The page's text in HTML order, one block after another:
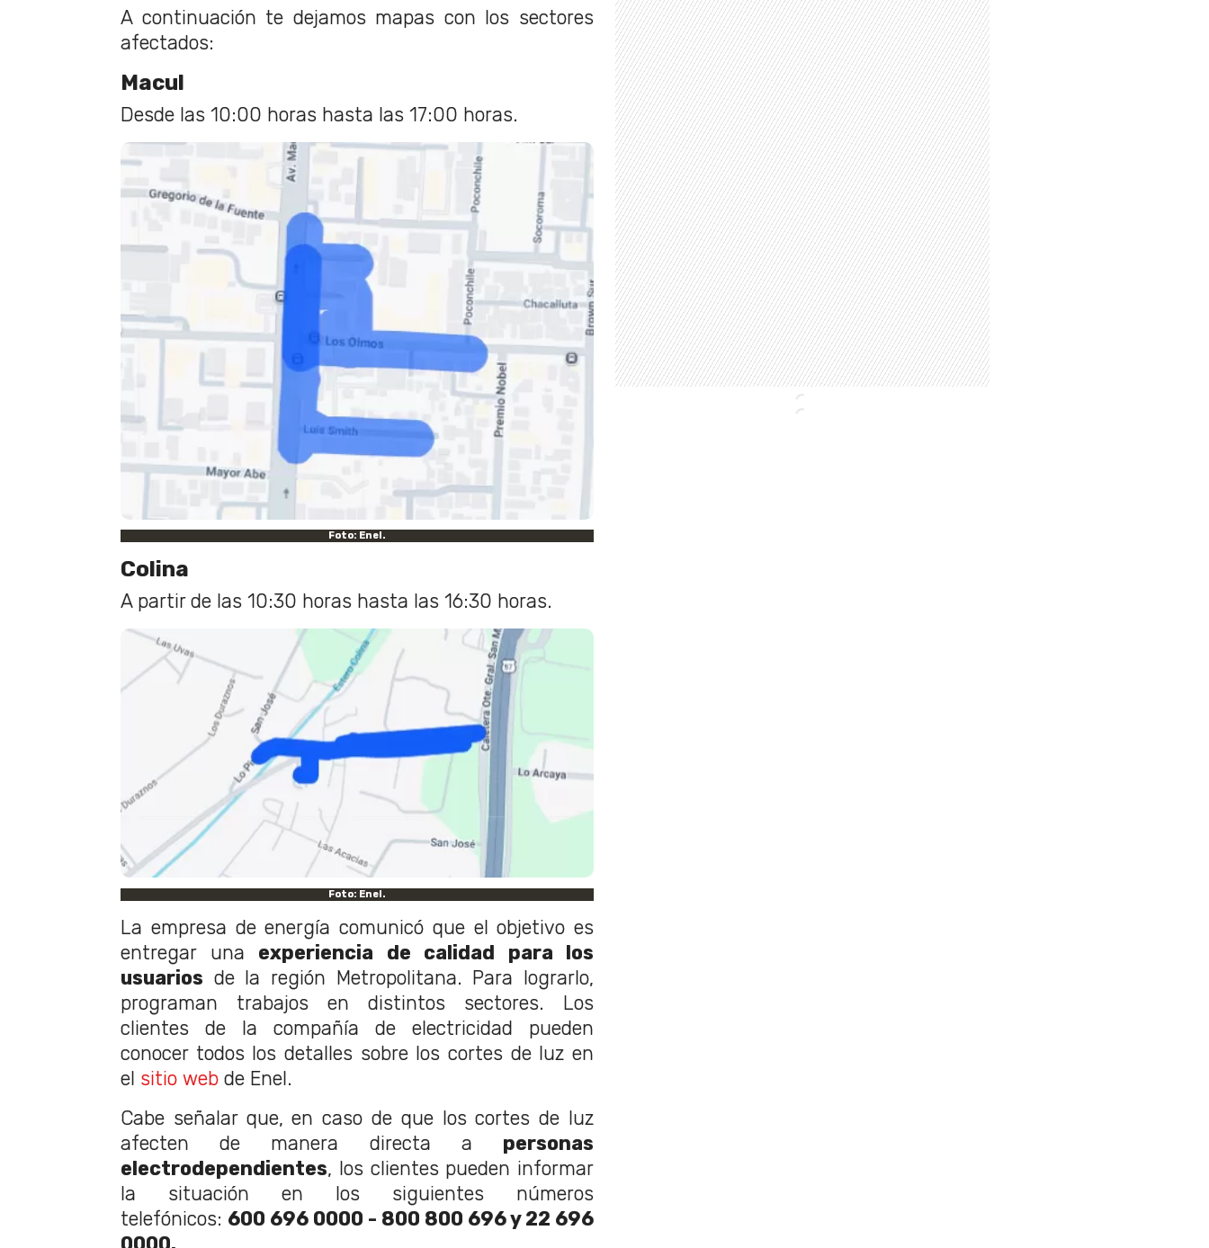
A continuación te dejamos mapas con los sectores
afectados:
Macul
Desde las 10:00 horas hasta las 17:00 horas.
Foto: Enel.
Colina
A partir de las 10:30 horas hasta las 16:30 horas.
Foto: Enel.
La empresa de energía comunicó que el objetivo es
entregar una experiencia de calidad para los
usuarios de la región Metropolitana. Para lograrlo,
programan trabajos en distintos sectores. Los
clientes de la compañía de electricidad pueden
conocer todos los detalles sobre los cortes de luz en
el sitio web de Enel.
Cabe señalar que, en caso de que los cortes de luz
afecten de manera directa a personas
electrodependientes, los clientes pueden informar
la situación en los siguientes números
telefónicos: 600 696 0000 - 800 800 696 y 22 696